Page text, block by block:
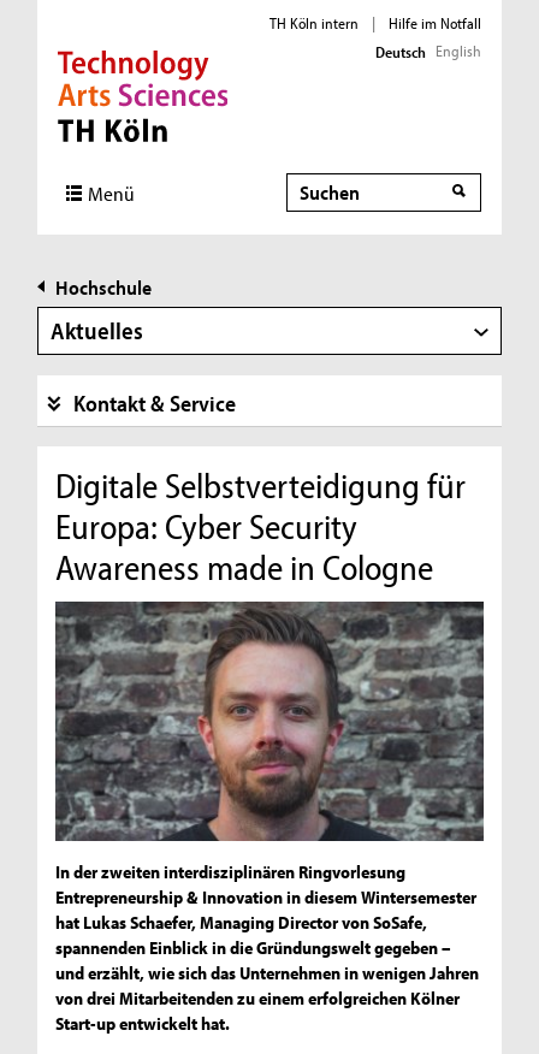
Direkt zur Hauptnavigation
Direkt zur Subnavigation
Direkt zum Inhalt
Direkt zum Fußbereich
TH Köln intern |
Hilfe im Notfall
Deutsch English
Menü Suche
Hochschule
Aktuelles
Kontakt & Service
Digitale Selbstverteidigung für
Europa: Cyber Security
Awareness made in Cologne
In der zweiten interdisziplinären Ringvorlesung
Entrepreneurship & Innovation in diesem Wintersemester
hat Lukas Schaefer, Managing Director von SoSafe,
spannenden Einblick in die Gründungswelt gegeben –
und erzählt, wie sich das Unternehmen in wenigen Jahren
von drei Mitarbeitenden zu einem erfolgreichen Kölner
Start-up entwickelt hat.